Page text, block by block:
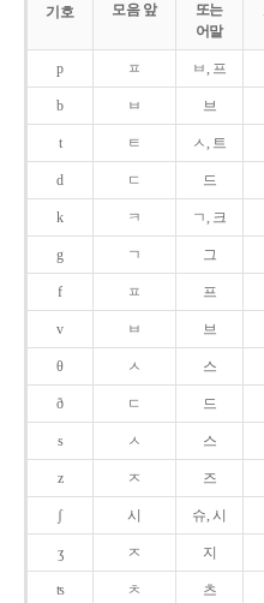
기호
모음 앞
또는
어말
p ㅍ ㅂ, 프
b ㅂ 브
t ㅌ ㅅ, 트
d ㄷ 드
k ㅋ ㄱ, 크
g ㄱ 그
f ㅍ 프
v ㅂ 브
θ ㅅ 스
ð ㄷ 드
s ㅅ 스
z ㅈ 즈
ʃ 시 슈, 시
ʒ ㅈ 지
ʦ ㅊ 츠